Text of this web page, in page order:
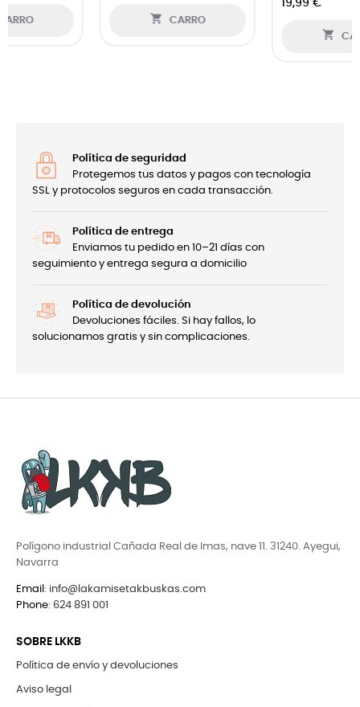
Política de seguridad
Protegemos tus datos y pagos con tecnología
SSL y protocolos seguros en cada transacción.
Política de entrega
Enviamos tu pedido en 10–21 días con
seguimiento y entrega segura a domicilio
Política de devolución
Devoluciones fáciles. Si hay fallos, lo
solucionamos gratis y sin complicaciones.
Polígono industrial Cañada Real de Imas, nave 11. 31240. Ayegui,
Navarra
Email : info@lakamisetakbuskas.com
Phone: 624 891 001
SOBRE LKKB
Política de envío y devoluciones
Aviso legal